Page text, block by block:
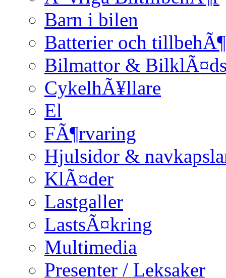
Barn i bilen
Batterier och
Bilmattor &
CykelhÃ¥llare
El
FÃ¶rvaring
Hjulsidor &
KlÃ¤der
Lastgaller
LastsÃ¤kring
Multimedia
Presenter / Leksaker